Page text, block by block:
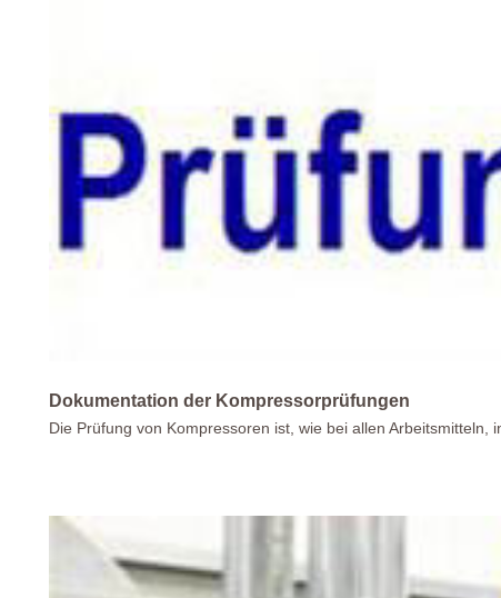
Dokumentation der Kompressorprüfungen
Die Prüfung von Kompressoren ist, wie bei allen Arbeitsmitteln,